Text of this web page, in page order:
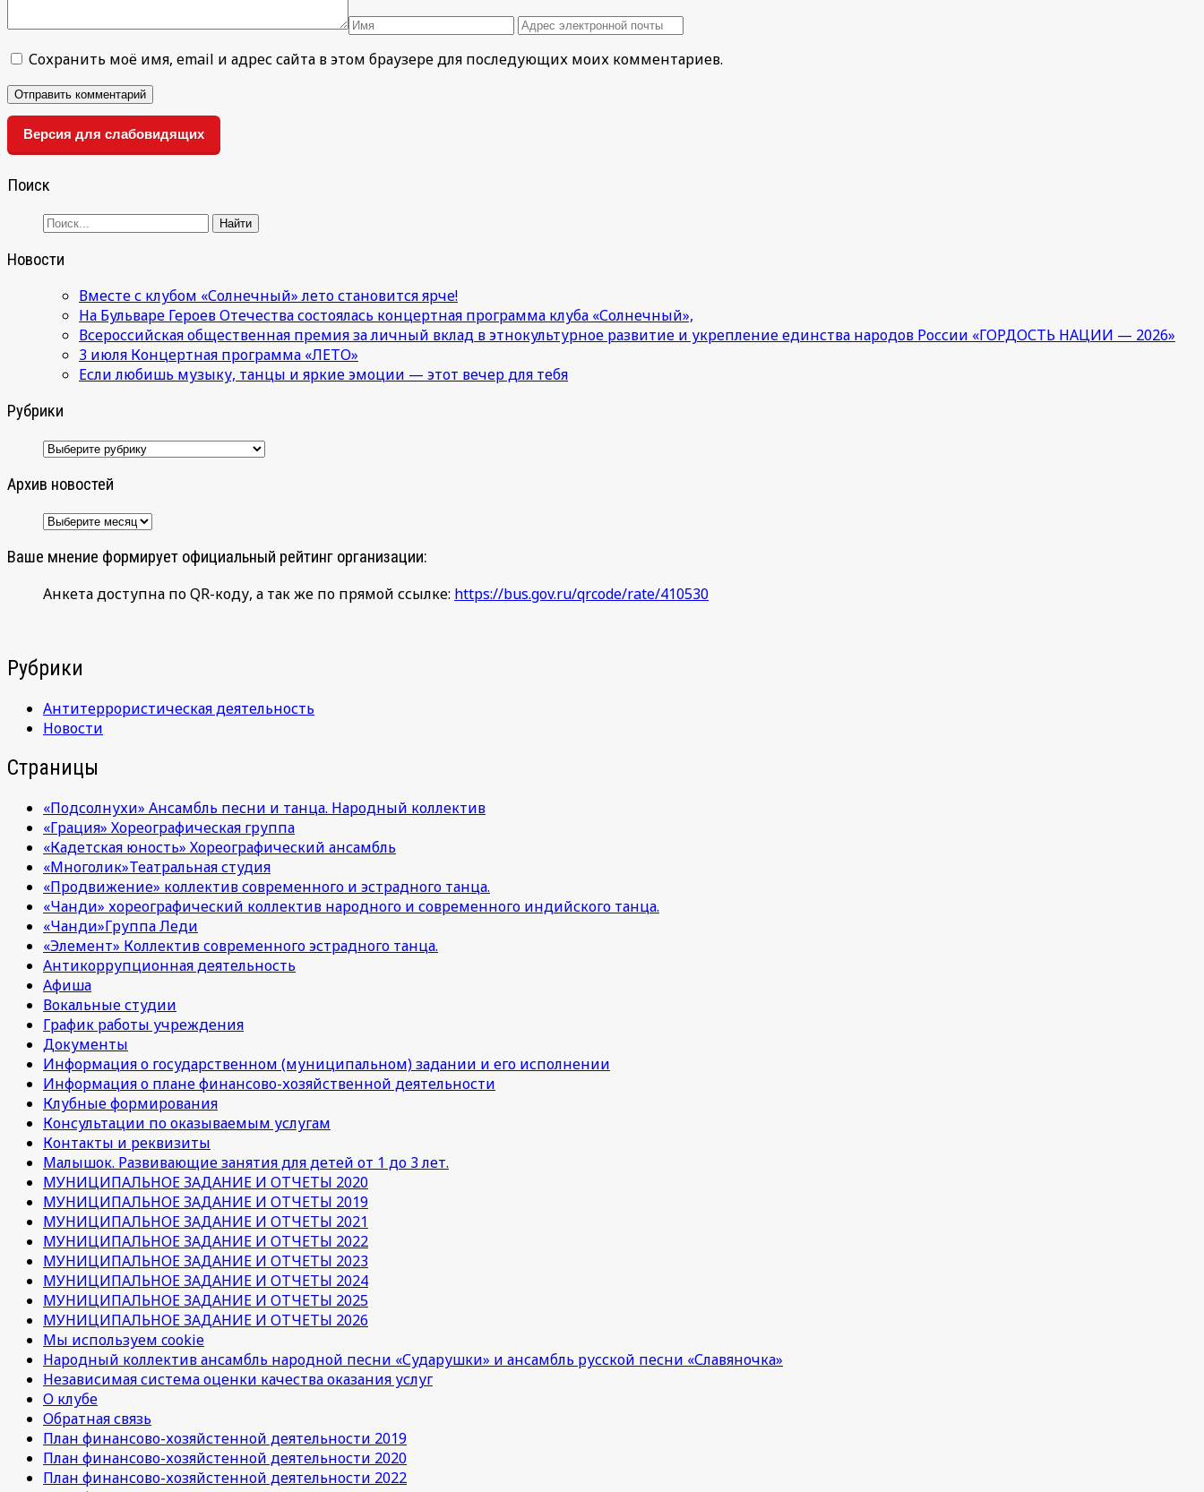
Сохранить моё имя, email и адрес сайта в этом браузере для последующих моих комментариев.
Версия для слабовидящих
Поиск
Новости
Вместе с клубом «Солнечный» лето становится ярче!
На Бульваре Героев Отечества состоялась концертная программа клуба «Солнечный»,
Всероссийская общественная премия за личный вклад в этнокультурное развитие и укрепление единства народов России «ГОРДОСТЬ НАЦИИ — 2026»
3 июля Концертная программа «ЛЕТО»
Если любишь музыку, танцы и яркие эмоции — этот вечер для тебя
Рубрики
Рубрики
Архив новостей
Архив
Ваше мнение формирует официальный рейтинг организации:
Анкета доступна по QR-коду, а так же по прямой ссылке: https://bus.gov.ru/qrcode/rate/410530
Рубрики
Антитеррористическая деятельность
Новости
Страницы
«Подсолнухи» Ансамбль песни и танца. Народный коллектив
«Грация» Хореографическая группа
«Кадетская юность» Хореографический ансамбль
«Многолик»Театральная студия
«Продвижение» коллектив современного и эстрадного танца.
«Чанди» хореографический коллектив народного и современного индийского танца.
«Чанди»Группа Леди
«Элемент» Коллектив современного эстрадного танца.
Антикоррупционная деятельность
Афиша
Вокальные студии
График работы учреждения
Документы
Информация о государственном (муниципальном) задании и его исполнении
Информация о плане финансово-хозяйственной деятельности
Клубные формирования
Консультации по оказываемым услугам
Контакты и реквизиты
Малышок. Развивающие занятия для детей от 1 до 3 лет.
МУНИЦИПАЛЬНОЕ ЗАДАНИЕ И ОТЧЕТЫ 2020
МУНИЦИПАЛЬНОЕ ЗАДАНИЕ И ОТЧЕТЫ 2019
МУНИЦИПАЛЬНОЕ ЗАДАНИЕ И ОТЧЕТЫ 2021
МУНИЦИПАЛЬНОЕ ЗАДАНИЕ И ОТЧЕТЫ 2022
МУНИЦИПАЛЬНОЕ ЗАДАНИЕ И ОТЧЕТЫ 2023
МУНИЦИПАЛЬНОЕ ЗАДАНИЕ И ОТЧЕТЫ 2024
МУНИЦИПАЛЬНОЕ ЗАДАНИЕ И ОТЧЕТЫ 2025
МУНИЦИПАЛЬНОЕ ЗАДАНИЕ И ОТЧЕТЫ 2026
Мы используем cookie
Народный коллектив ансамбль народной песни «Сударушки» и ансамбль русской песни «Славяночка»
Независимая система оценки качества оказания услуг
О клубе
Обратная связь
План финансово-хозяйстенной деятельности 2019
План финансово-хозяйстенной деятельности 2020
План финансово-хозяйстенной деятельности 2022